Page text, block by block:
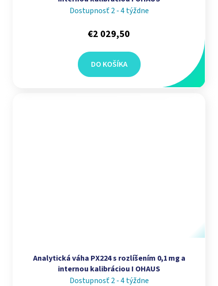
Dostupnosť 2 - 4 týždne
€2 029,50
DO KOŠÍKA
Analytická váha PX224 s rozlíšením 0,1 mg a
internou kalibráciou I OHAUS
Dostupnosť 2 - 4 týždne